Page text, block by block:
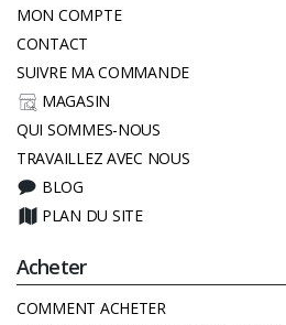
MON COMPTE
CONTACT
SUIVRE MA COMMANDE
MAGASIN
QUI SOMMES-NOUS
TRAVAILLEZ AVEC NOUS
BLOG
PLAN DU SITE
Acheter
COMMENT ACHETER